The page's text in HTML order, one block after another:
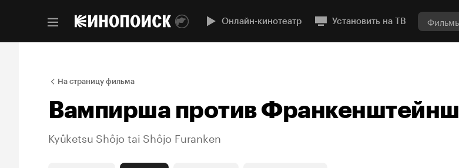
Онлайн-кинотеатр Установить на ТВ
На страницу фильма
Вампирша против Франкенштейнш
Kyûketsu Shôjo tai Shôjo Furanken